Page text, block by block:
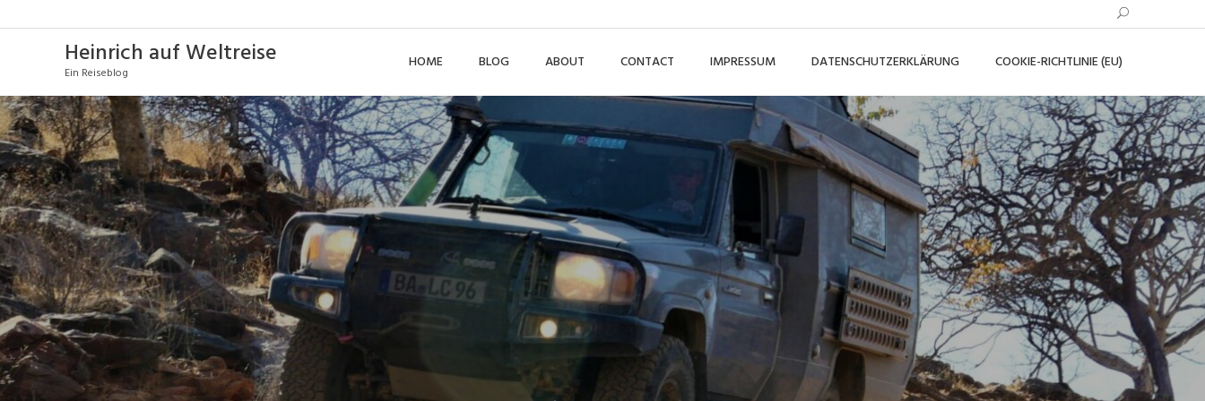
Heinrich auf Weltreise
Ein Reiseblog
HOME BLOG ABOUT CONTACT IMPRESSUM DATENSCHUTZERKLÄRUNG COOKIE-RICHTLINIE (EU)